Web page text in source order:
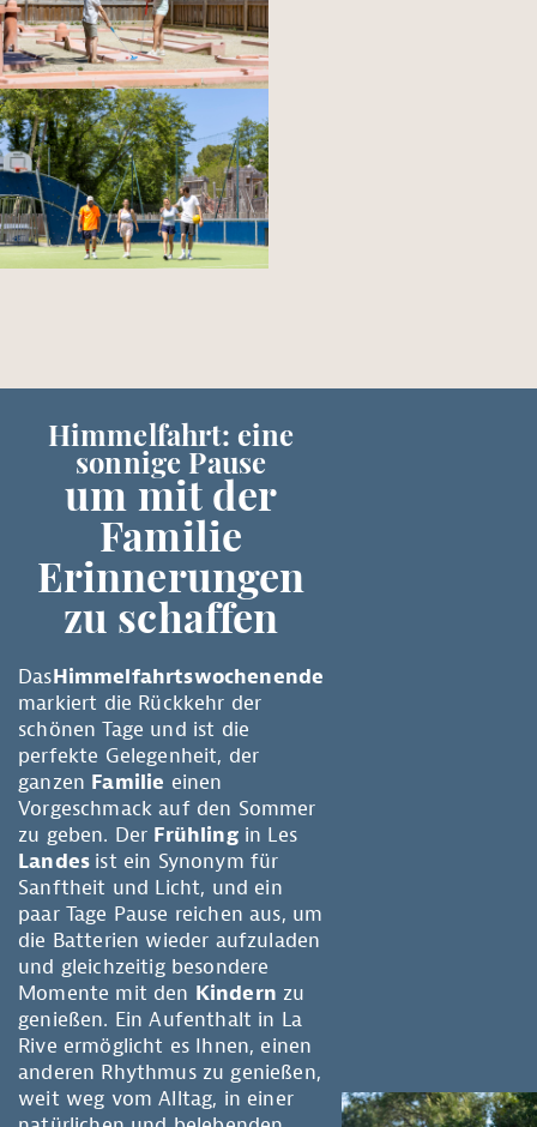
Himmelfahrt: eine
sonnige Pause
um mit der
Familie
Erinnerungen
zu schaffen
DasHimmelfahrtswochenende
markiert die Rückkehr der
schönen Tage und ist die
perfekte Gelegenheit, der
ganzen Familie einen
Vorgeschmack auf den Sommer
zu geben. Der Frühlingin Les
Landes ist ein Synonym für
Sanftheit und Licht, und ein
paar Tage Pause reichen aus, um
die Batterien wieder aufzuladen
und gleichzeitig besondere
Momente mit den Kindern zu
genießen. Ein Aufenthalt in La
Rive ermöglicht es Ihnen, einen
anderen Rhythmus zu genießen,
weit weg vom Alltag, in einer